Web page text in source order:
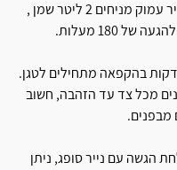
בזמן שהפאי בהקפאה מחממים שמן. בסיר עמוק מניחים 2 ליטר שמן ,
180 מעלות.
פאי מטגנים מכל צד עד הזהבה, חשוב
מבפנים.
הגשה עם נייר סופג, ניתן